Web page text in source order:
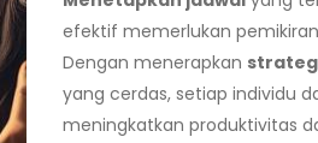
efektif memerlukan
Dengan menerapkan
yang cerdas, setiap individu
meningkatkan produktivitas